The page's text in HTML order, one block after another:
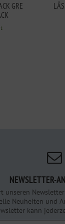
GRE
NEWSLETTER-
unseren
Neuheiten und
kann